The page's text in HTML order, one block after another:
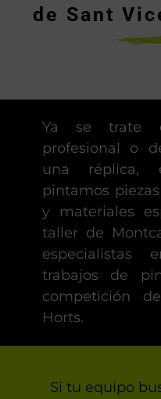
de Sant
Ya se trate
profesional o
una réplica,
pintamos
y materiales
taller de
trabajos de
competición
Horts.
Si tu equipo